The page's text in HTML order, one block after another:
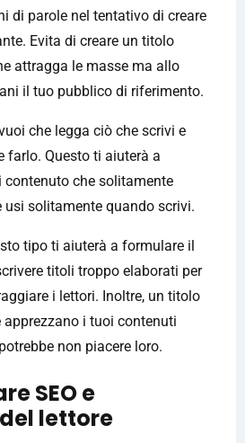
di parole nel tentativo di creare
Evita di creare un titolo
attragga le masse ma allo
il tuo pubblico di riferimento.
che legga ciò che scrivi e
farlo. Questo ti aiuterà a
contenuto che solitamente
solitamente quando scrivi.
tipo ti aiuterà a formulare il
titoli troppo elaborati per
i lettori. Inoltre, un titolo
apprezzano i tuoi contenuti
non piacere loro.
SEO e
lettore